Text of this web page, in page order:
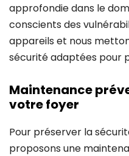
approfondie dans le
conscients des
appareils et nous
sécurité adaptées pour
Maintenance
votre foyer
Pour préserver la
proposons une